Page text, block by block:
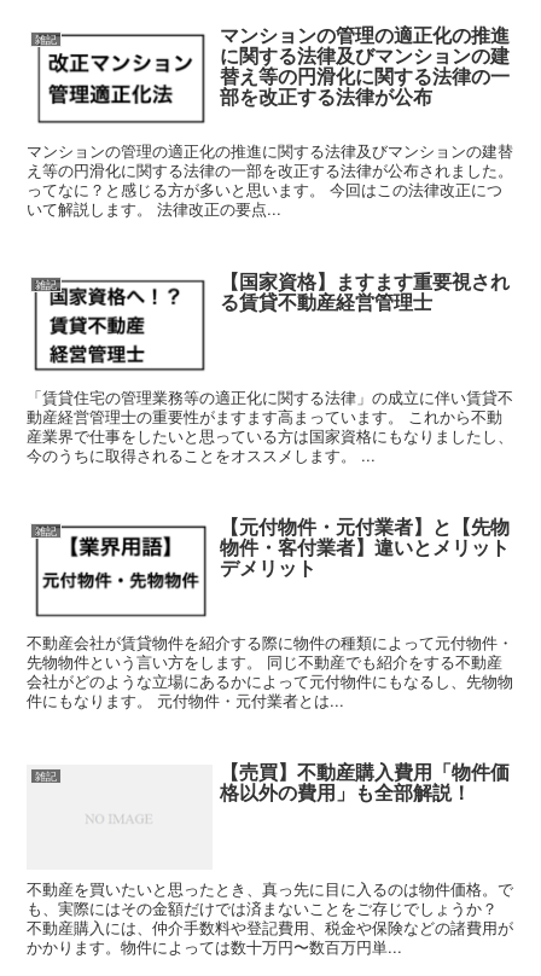
雑記 マンションの管理の適正化の推進
に関する法律及びマンションの建
替え等の円滑化に関する法律の一
部を改正する法律が公布
マンションの管理の適正化の推進に関する法律及びマンションの建替
え等の円滑化に関する法律の一部を改正する法律が公布されました。
ってなに？と感じる方が多いと思います。 今回はこの法律改正につ
いて解説します。 法律改正の要点...
雑記 【国家資格】ますます重要視され
る賃貸不動産経営管理士
「賃貸住宅の管理業務等の適正化に関する法律」の成立に伴い賃貸不
動産経営管理士の重要性がますます高まっています。 これから不動
産業界で仕事をしたいと思っている方は国家資格にもなりましたし、
今のうちに取得されることをオススメします。 ...
雑記 【元付物件・元付業者】と【先物
物件・客付業者】違いとメリット
デメリット
不動産会社が賃貸物件を紹介する際に物件の種類によって元付物件・
先物物件という言い方をします。 同じ不動産でも紹介をする不動産
会社がどのような立場にあるかによって元付物件にもなるし、先物物
件にもなります。 元付物件・元付業者とは...
雑記 【売買】不動産購入費用「物件価
格以外の費用」も全部解説！
不動産を買いたいと思ったとき、真っ先に目に入るのは物件価格。で
も、実際にはその金額だけでは済まないことをご存じでしょうか？
不動産購入には、仲介手数料や登記費用、税金や保険などの諸費用が
かかります。物件によっては数十万円〜数百万円単...